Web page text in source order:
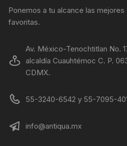
Ponemos a tu alcance las
favoritas.
Av. México-Tenochtitlan No.
alcaldía Cuauhtémoc C. P.
CDMX.
55-3240-6542 y 55-7095-
info@antiqua.mx